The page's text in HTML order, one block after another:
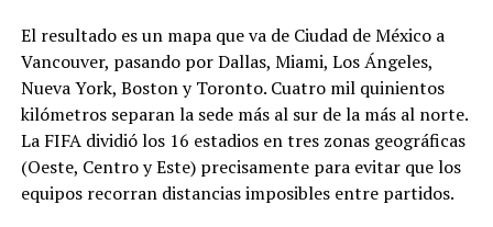
El resultado es un mapa que va de Ciudad de México a
Vancouver, pasando por Dallas, Miami, Los Ángeles,
Nueva York, Boston y Toronto. Cuatro mil quinientos
kilómetros separan la sede más al sur de la más al norte.
La FIFA dividió los 16 estadios en tres zonas geográficas
(Oeste, Centro y Este) precisamente para evitar que los
equipos recorran distancias imposibles entre partidos.